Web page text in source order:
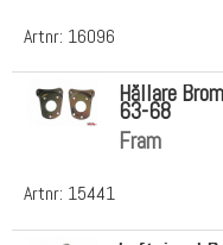
Artnr: 16096
Artnr: 15441
Hållare
63-68
Fram